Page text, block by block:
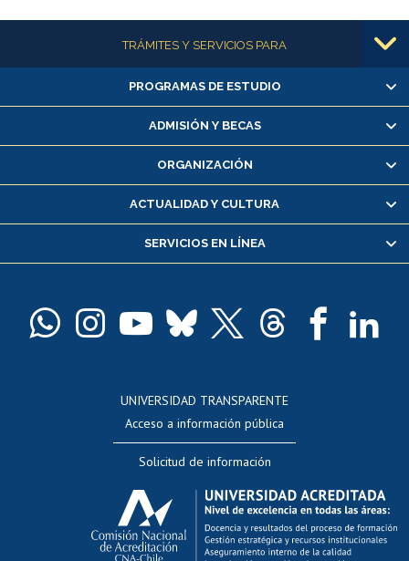
Más informaciónTRÁMITES Y SERVICIOS PARA
Alumnas/os y exalumnas/os
Matrícula en línea
Inscripción y cambio de asignaturas
Consulta y certificado de notas
Servicio médico y dental
Pago de arancel y crédito alumnos
Docentes
Evaluación docente
Calificación académica
Postulación al AUCAI
Funcionarias/os
PROGRAMAS DE ESTUDIO
ADMISIÓN Y BECAS
ORGANIZACIÓN
ACTUALIDAD Y CULTURA
SERVICIOS EN LÍNEA
UNIVERSIDAD TRANSPARENTE
Acceso a información pública
Solicitud de información